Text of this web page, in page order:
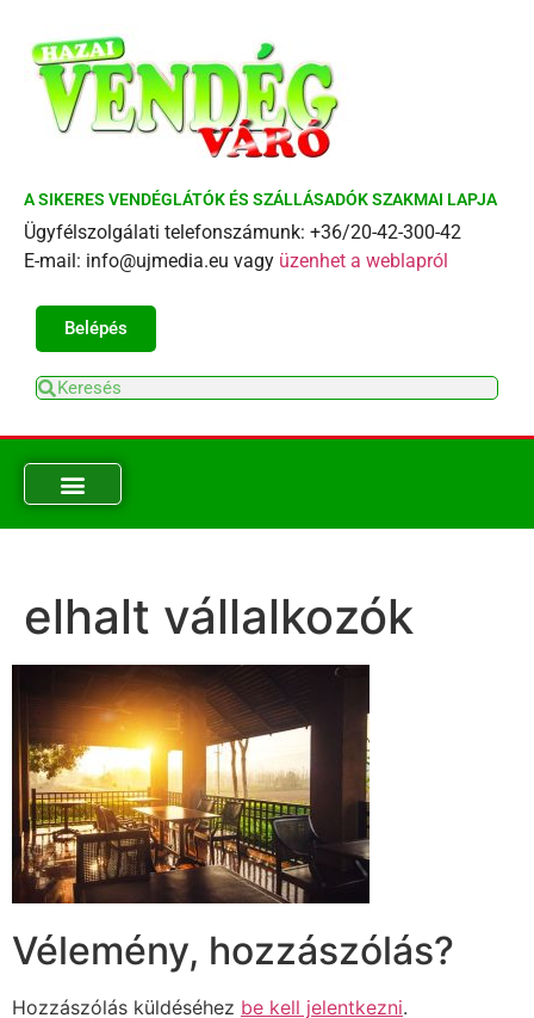
A SIKERES VENDÉGLÁTÓK ÉS SZÁLLÁSADÓK SZAKMAI LAPJA
Ügyfélszolgálati telefonszámunk: +36/20-42-300-42
E-mail: info@ujmedia.eu vagy üzenhet a weblapról
Belépés
elhalt vállalkozók
Vélemény, hozzászólás?
Hozzászólás küldéséhez be kell jelentkezni.